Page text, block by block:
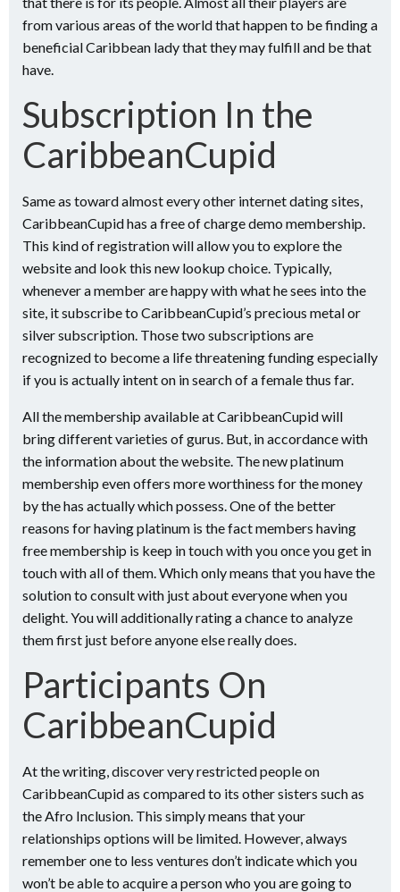
from various areas of the world that happen to be finding a
beneficial Caribbean lady that they may fulfill and be that
have.
Subscription In the
CaribbeanCupid
Same as toward almost every other internet dating sites,
CaribbeanCupid has a free of charge demo membership.
This kind of registration will allow you to explore the
website and look this new lookup choice. Typically,
whenever a member are happy with what he sees into the
site, it subscribe to CaribbeanCupid’s precious metal or
silver subscription. Those two subscriptions are
recognized to become a life threatening funding especially
if you is actually intent on in search of a female thus far.
All the membership available at CaribbeanCupid will
bring different varieties of gurus. But, in accordance with
the information about the website. The new platinum
membership even offers more worthiness for the money
by the has actually which possess. One of the better
reasons for having platinum is the fact members having
free membership is keep in touch with you once you get in
touch with all of them. Which only means that you have the
solution to consult with just about everyone when you
delight. You will additionally rating a chance to analyze
them first just before anyone else really does.
Participants On
CaribbeanCupid
At the writing, discover very restricted people on
CaribbeanCupid as compared to its other sisters such as
the Afro Inclusion. This simply means that your
relationships options will be limited. However, always
remember one to less ventures don’t indicate which you
won’t be able to acquire a person who you are going to